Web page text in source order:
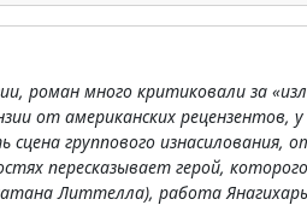
роман много критиковали за
от американских рецензентов,
группового
пересказывает герой,
Литтелла), работа